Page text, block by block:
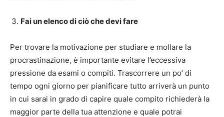
Fai un elenco di ciò che devi fare
Per trovare la motivazione per studiare e mollare la
procrastinazione, è importante evitare l’eccessiva
pressione da esami o compiti. Trascorrere un po’ di
tempo ogni giorno per pianificare tutto arriverà un punto
in cui sarai in grado di capire quale compito richiederà la
maggior parte della tua attenzione e quale potrai